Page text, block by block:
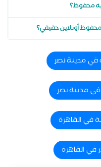
محفوظ؟
أونلاين حقيقي؟
في مدينة نصر
في مدينة نصر
في القاهرة
في القاهرة